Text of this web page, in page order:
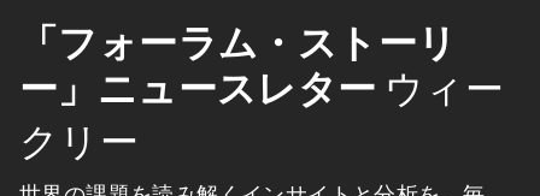
「フォーラム・ストーリ
ー」ニュースレター ウィー
クリー